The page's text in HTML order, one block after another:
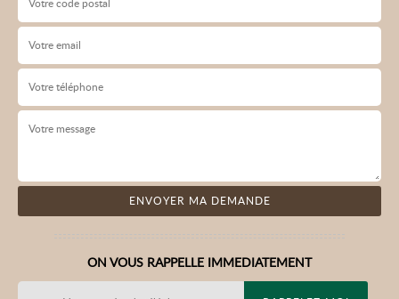
ON VOUS RAPPELLE IMMEDIATEMENT